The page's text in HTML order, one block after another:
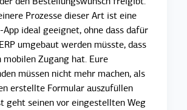
Prozesse dieser Art ist eine
ideal geeignet, ohne dass dafür
umgebaut werden müsste, dass
mobilen Zugang hat. Eure
müssen nicht mehr machen, als
erstellte Formular auszufüllen
geht seinen vor eingestellten Weg